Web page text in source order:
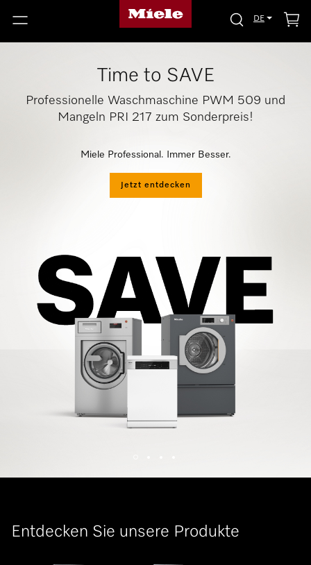
DE
Time to SAVE
Professionelle Waschmaschine PWM 509 und
Mangeln PRI 217 zum Sonderpreis!
Miele Professional. Immer Besser.
Jetzt entdecken
Entdecken Sie unsere Produkte